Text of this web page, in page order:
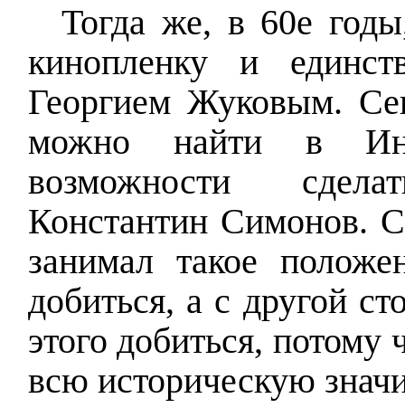
Тогда же, в 60е
кинопленку и
Георгием Жуковым.
можно найти в
возможности
Константин Симонов.
занимал такое
добиться, а с другой
этого добиться,
всю историческую